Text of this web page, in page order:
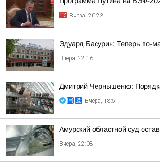
Вчера, 20:23
Эдуард Басурин: Теперь по-
Вчера, 22:16
Дмитрий Чернышенко:
Вчера, 18:51
Амурский областной суд
Вчера, 22:08